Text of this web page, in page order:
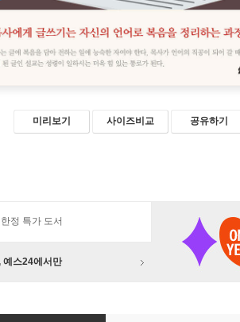
미리보기 사이즈비교 공유하기
정 특가 도서
예스24에서만